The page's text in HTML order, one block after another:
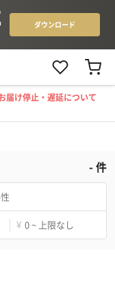
届け停止・遅延について
-件
¥ 0 ~ 上限なし